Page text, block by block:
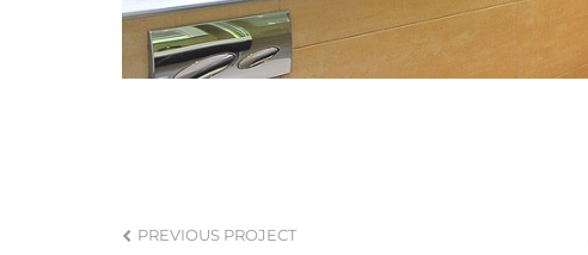
PREVIOUS PROJECT